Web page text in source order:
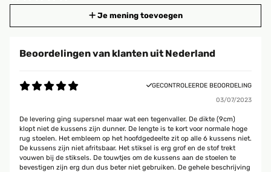
Je mening toevoegen
Beoordelingen van klanten uit Nederland
GECONTROLEERDE BEOORDELING
03/07/2023
De levering ging supersnel maar wat een tegenvaller. De dikte (9cm)
klopt niet de kussens zijn dunner. De lengte is te kort voor normale hoge
rug stoelen. Het embleem op het hoofdgedeelte zit op alle 6 kussens niet.
De kussens zijn niet afritsbaar. Het stiksel is erg grof en de stof trekt
vouwen bij de stiksels. De touwtjes om de kussens aan de stoelen te
bevestigen zijn erg dun dus beter niet gebruiken. De gehele beschrijving